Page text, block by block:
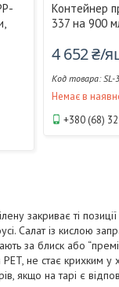
Контейнер
337 на 900
4 652 ₴/
SL-
Немає в
+380 (68)
закриває ті
Салат із кислою
за блиск або
не стає крихким
якщо на тарі є